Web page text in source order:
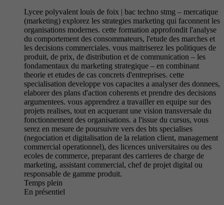
Lycee polyvalent louis de foix | bac techno stmg – mercatique
(marketing) explorez les strategies marketing qui faconnent les
organisations modernes. cette formation approfondit l'analyse
du comportement des consommateurs, l'etude des marches et
les decisions commerciales. vous maitriserez les politiques de
produit, de prix, de distribution et de communication – les
fondamentaux du marketing strategique – en combinant
theorie et etudes de cas concrets d'entreprises. cette
specialisation developpe vos capacites a analyser des donnees,
elaborer des plans d'action coherents et prendre des decisions
argumentees. vous apprendrez a travailler en equipe sur des
projets realises, tout en acquerant une vision transversale du
fonctionnement des organisations. a l'issue du cursus, vous
serez en mesure de poursuivre vers des bts specialises
(negociation et digitalisation de la relation client, management
commercial operationnel), des licences universitaires ou des
ecoles de commerce, preparant des carrieres de charge de
marketing, assistant commercial, chef de projet digital ou
responsable de gamme produit.
Temps plein
En présentiel